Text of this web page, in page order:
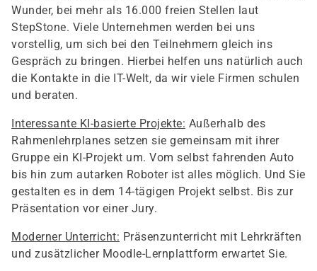
Wunder, bei mehr als 16.000 freien Stellen laut
StepStone. Viele Unternehmen werden bei uns
vorstellig, um sich bei den Teilnehmern gleich ins
Gespräch zu bringen. Hierbei helfen uns natürlich auch
die Kontakte in die IT-Welt, da wir viele Firmen schulen
und beraten.
Interessante KI-basierte Projekte: Außerhalb des
Rahmenlehrplanes setzen sie gemeinsam mit ihrer
Gruppe ein KI-Projekt um. Vom selbst fahrenden Auto
bis hin zum autarken Roboter ist alles möglich. Und Sie
gestalten es in dem 14-tägigen Projekt selbst. Bis zur
Präsentation vor einer Jury.
Moderner Unterricht: Präsenzunterricht mit Lehrkräften
und zusätzlicher Moodle-Lernplattform erwartet Sie.